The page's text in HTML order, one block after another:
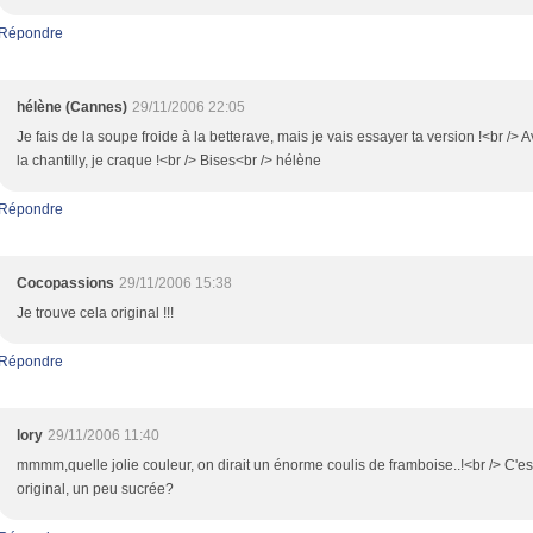
Répondre
hélène (Cannes) 29/11/2006 22:05
Je fais de la soupe froide à la betterave, mais je vais essayer ta version !<br />
la chantilly, je craque !<br /> Bises<br /> hélène
Répondre
Cocopassions 29/11/2006 15:38
Je trouve cela original !!!
Répondre
lory 29/11/2006 11:40
mmmm,quelle jolie couleur, on dirait un énorme coulis de framboise..!<br />
original, un peu sucrée?